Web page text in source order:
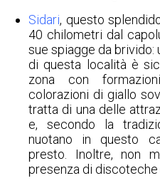
Sidari, questo
40 chilometri dal
sue spiagge da brivido:
di questa località è
zona con
colorazioni di giallo
tratta di una delle
e, secondo la
nuotano in questo
presto. Inoltre, non
presenza di discoteche